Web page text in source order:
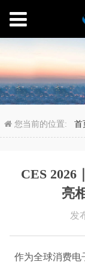
CES
您当前的位置:首
CES 2026
亮
发
作为全球消费电